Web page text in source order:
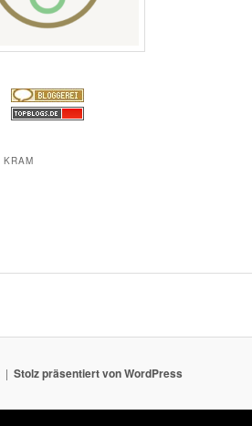
KRAM
Stolz präsentiert von WordPress